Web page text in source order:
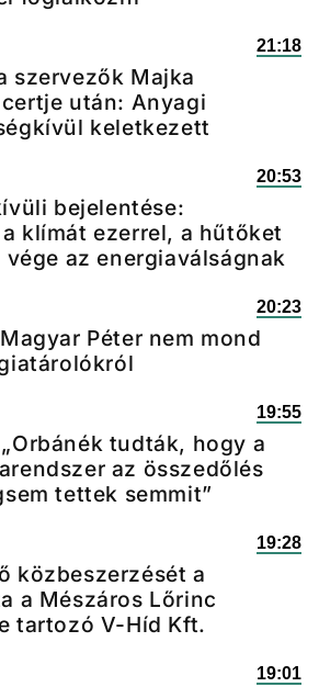
21:18
szervezők Majka
után: Anyagi
keletkezett
20:53
bejelentése:
klímát ezerrel, a hűtőket
az energiaválságnak
20:23
Péter nem mond
19:55
tudták, hogy a
az összedőlés
tettek semmit”
19:28
közbeszerzését a
a Mészáros Lőrinc
tartozó V-Híd Kft.
19:01